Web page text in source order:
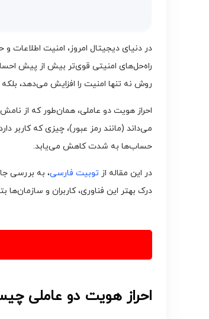
در دنیای دیجیتال امروز، امنیت
روش نه تنها امنیت را افزایش می‌دهد،
احراز هویت دو عاملی، همان‌طور که از
می‌داند (مانند رمز عبور)، چیزی که کاربر
حساب‌ها به شدت کاهش می‌یابد.
در این مقاله از توبیت فارسی، به بررسی
درک بهتر این فناوری، کاربران و
احراز هویت دو عاملی